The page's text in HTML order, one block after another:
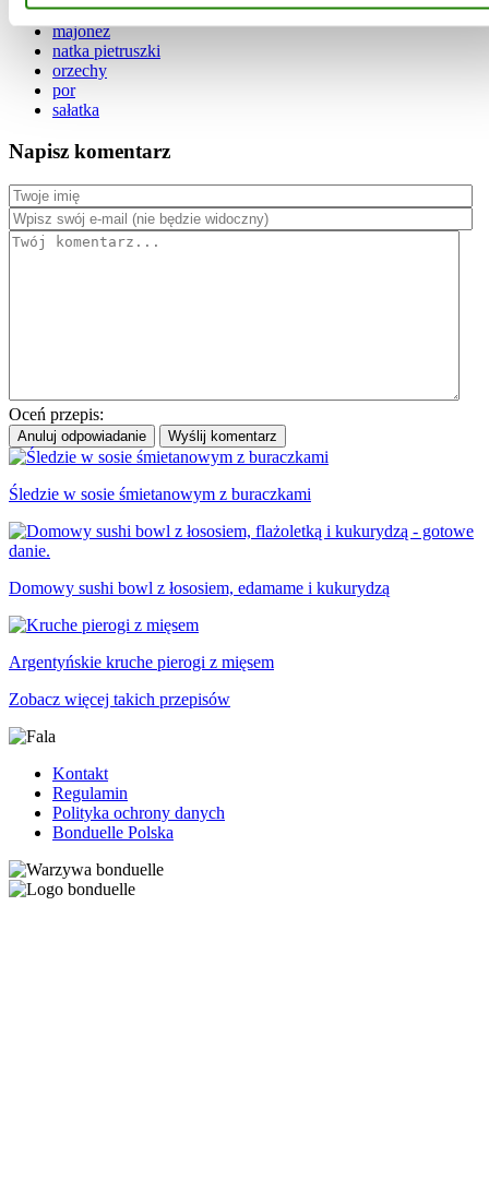
kurczak
majonez
natka pietruszki
orzechy
por
sałatka
Napisz komentarz
Oceń przepis:
Anuluj odpowiadanie Wyślij komentarz
Śledzie w sosie śmietanowym z buraczkami
Domowy sushi bowl z łososiem, edamame i kukurydzą
Argentyńskie kruche pierogi z mięsem
Zobacz więcej takich przepisów
Kontakt
Regulamin
Polityka ochrony danych
Bonduelle Polska